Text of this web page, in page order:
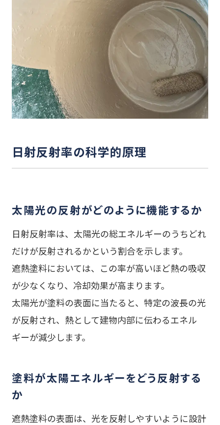
日射反射率の科学的原理
太陽光の反射がどのように機能するか
日射反射率は、太陽光の総エネルギーのうちどれ
だけが反射されるかという割合を示します。
遮熱塗料においては、この率が高いほど熱の吸収
が少なくなり、冷却効果が高まります。
太陽光が塗料の表面に当たると、特定の波長の光
が反射され、熱として建物内部に伝わるエネル
ギーが減少します。
塗料が太陽エネルギーをどう反射する
か
遮熱塗料の表面は、光を反射しやすいように設計